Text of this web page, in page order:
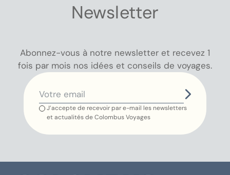
Newsletter
Abonnez-vous à notre newsletter et recevez 1
fois par mois nos idées et conseils de voyages.
J’accepte de recevoir par e-mail les newsletters
et actualités de Colombus Voyages